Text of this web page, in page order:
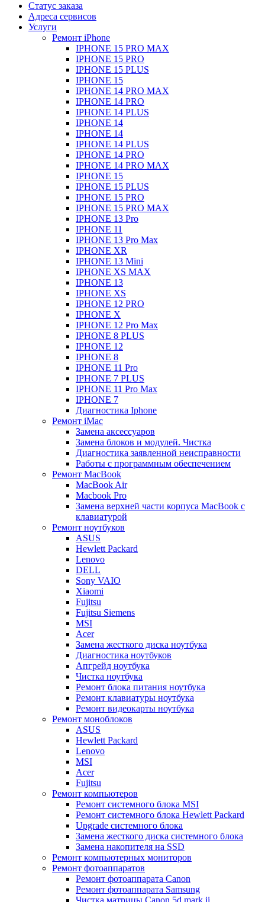
Статус заказа
Адреса сервисов
Услуги
Ремонт iPhone
IPHONE 15 PRO MAX
IPHONE 15 PRO
IPHONE 15 PLUS
IPHONE 15
IPHONE 14 PRO MAX
IPHONE 14 PRO
IPHONE 14 PLUS
IPHONE 14
IPHONE 14
IPHONE 14 PLUS
IPHONE 14 PRO
IPHONE 14 PRO MAX
IPHONE 15
IPHONE 15 PLUS
IPHONE 15 PRO
IPHONE 15 PRO MAX
IPHONE 13 Pro
IPHONE 11
IPHONE 13 Pro Max
IPHONE XR
IPHONE 13 Mini
IPHONE XS MAX
IPHONE 13
IPHONE XS
IPHONE 12 PRO
IPHONE X
IPHONE 12 Pro Max
IPHONE 8 PLUS
IPHONE 12
IPHONE 8
IPHONE 11 Pro
IPHONE 7 PLUS
IPHONE 11 Pro Max
IPHONE 7
Диагностика Iphone
Ремонт iMac
Замена аксессуаров
Замена блоков и модулей. Чистка
Диагностика заявленной неисправности
Работы с программным обеспечением
Ремонт MacBook
MacBook Air
Macbook Pro
Замена верхней части корпуса MacBook с
клавиатурой
Ремонт ноутбуков
ASUS
Hewlett Packard
Lenovo
DELL
Sony VAIO
Xiaomi
Fujitsu
Fujitsu Siemens
MSI
Acer
Замена жесткого диска ноутбука
Диагностика ноутбуков
Апгрейд ноутбука
Чистка ноутбука
Ремонт блока питания ноутбука
Ремонт клавиатуры ноутбука
Ремонт видеокарты ноутбука
Ремонт моноблоков
ASUS
Hewlett Packard
Lenovo
MSI
Acer
Fujitsu
Ремонт компьютеров
Ремонт системного блока MSI
Ремонт системного блока Hewlett Packard
Upgrade системного блока
Замена жесткого диска системного блока
Замена накопителя на SSD
Ремонт компьютерных мониторов
Ремонт фотоаппаратов
Ремонт фотоаппарата Canon
Ремонт фотоаппарата Samsung
Чистка матрицы Canon 5d mark ii